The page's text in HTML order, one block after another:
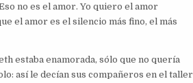
no es el amor. Yo quiero el amor
el amor es el silencio más fino, el más
estaba enamorada, sólo que no quería
así le decían sus compañeros en el taller